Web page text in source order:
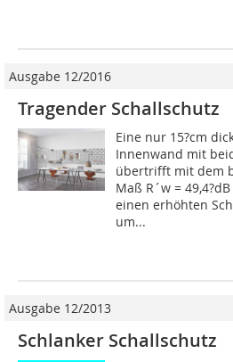
Ausgabe 12/2016
Tragender Schallschutz
Eine nur 15?cm
Innenwand mit
übertrifft mit dem
Maß R´w =
einen erhöhten
um...
Ausgabe 12/2013
Schlanker Schallschutz